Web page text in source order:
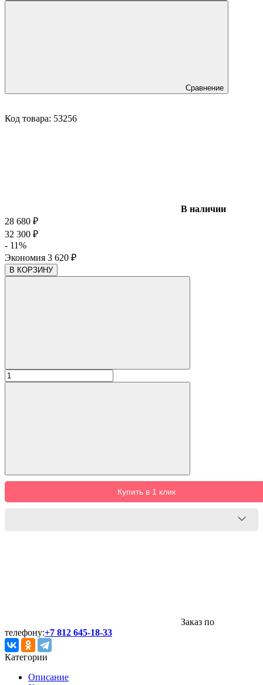
Сравнение
Код товара: 53256
В наличии
28 680 ₽
32 300 ₽
- 11%
Экономия 3 620 ₽
В КОРЗИНУ
Купить в 1 клик
Заказ по
телефону:+7 812 645-18-33
Категории
Описание